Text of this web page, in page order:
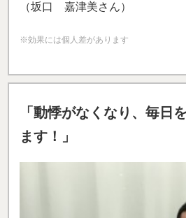
（坂口 嘉津美さん）
※効果には個人差があります
「動悸がなくなり、毎日
ます！」